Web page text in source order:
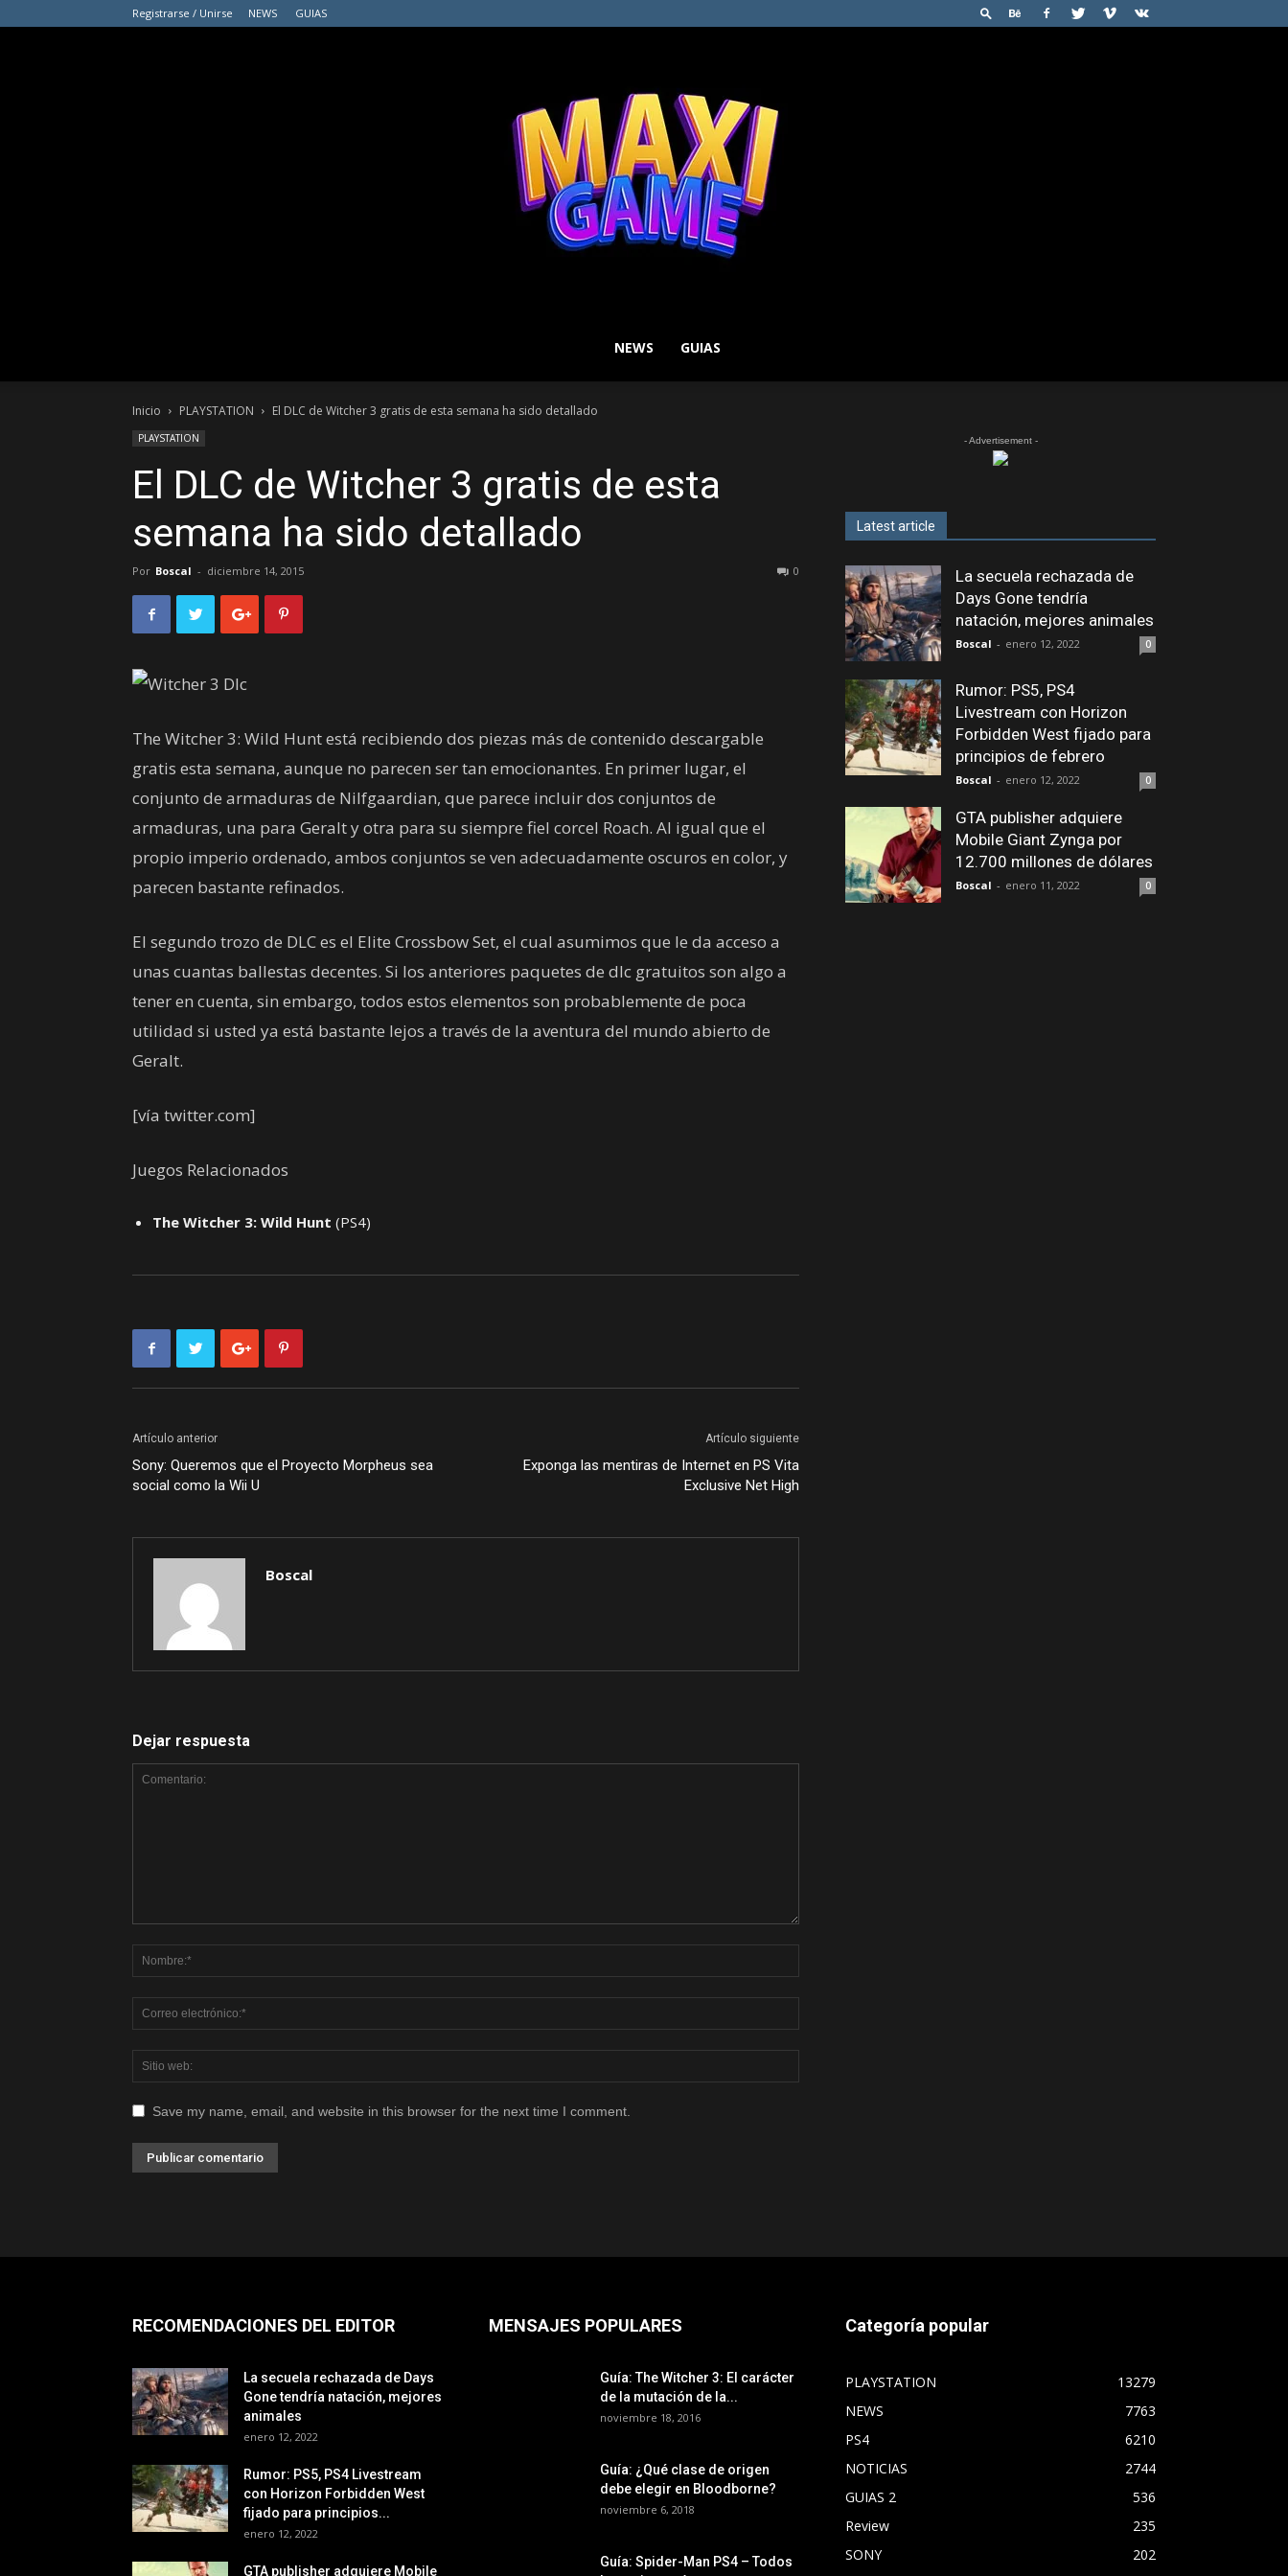
Registrarse / Unirse NEWS GUIAS
GAME
NEWS GUIAS
Inicio PLAYSTATION El DLC de Witcher 3 gratis de esta semana ha sido detallado
PLAYSTATION
El DLC de Witcher 3 gratis de esta
semana ha sido detallado
Por Boscal - diciembre 14, 2015 0
The Witcher 3: Wild Hunt está recibiendo dos piezas más de contenido descargable
gratis esta semana, aunque no parecen ser tan emocionantes. En primer lugar, el
conjunto de armaduras de Nilfgaardian, que parece incluir dos conjuntos de
armaduras, una para Geralt y otra para su siempre fiel corcel Roach. Al igual que el
propio imperio ordenado, ambos conjuntos se ven adecuadamente oscuros en color, y
parecen bastante refinados.
El segundo trozo de DLC es el Elite Crossbow Set, el cual asumimos que le da acceso a
unas cuantas ballestas decentes. Si los anteriores paquetes de dlc gratuitos son algo a
tener en cuenta, sin embargo, todos estos elementos son probablemente de poca
utilidad si usted ya está bastante lejos a través de la aventura del mundo abierto de
Geralt.
[vía twitter.com]
Juegos Relacionados
The Witcher 3: Wild Hunt (PS4)
Artículo anterior
Sony: Queremos que el Proyecto Morpheus sea
social como la Wii U
Artículo siguiente
Exponga las mentiras de Internet en PS Vita
Exclusive Net High
Boscal
Dejar respuesta
Save my name, email, and website in this browser for the next time I comment.
- Advertisement -
Latest article
La secuela rechazada de
Days Gone tendría
natación, mejores animales
Boscal - enero 12, 2022 0
Rumor: PS5, PS4
Livestream con Horizon
Forbidden West fijado para
principios de febrero
Boscal - enero 12, 2022 0
GTA publisher adquiere
Mobile Giant Zynga por
12.700 millones de dólares
Boscal - enero 11, 2022 0
RECOMENDACIONES DEL EDITOR
La secuela rechazada de Days
Gone tendría natación, mejores
animales
enero 12, 2022
Rumor: PS5, PS4 Livestream
con Horizon Forbidden West
fijado para principios...
enero 12, 2022
GTA publisher adquiere Mobile
MENSAJES POPULARES
Guía: The Witcher 3: El carácter
de la mutación de la...
noviembre 18, 2016
Guía: ¿Qué clase de origen
debe elegir en Bloodborne?
noviembre 6, 2018
Guía: Spider-Man PS4 – Todos
Categoría popular
PLAYSTATION
13279
NEWS
7763
PS4
6210
NOTICIAS
2744
GUIAS 2
536
Review
235
SONY
202